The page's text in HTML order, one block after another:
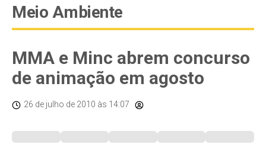
Meio Ambiente
MMA e Minc abrem concurso
de animação em agosto
26 de julho de 2010 às 14:07